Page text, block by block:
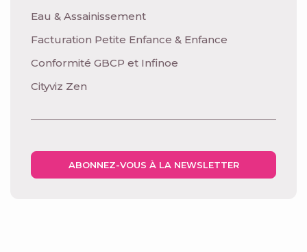
Eau & Assainissement
Facturation Petite Enfance & Enfance
Conformité GBCP et Infinoe
Cityviz Zen
ABONNEZ-VOUS À LA NEWSLETTER